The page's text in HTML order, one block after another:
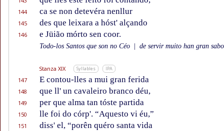
144 ca se non detevéra nenllur
145 des que leixara a hóst' alçando
146 e Jüião mórto sen coor.
Todo-los Santos que son no Céo de servir muito han gran
Stanza XIX Syllables IPA
147 E contou-lles a mui gran ferida
148 que ll' un cavaleiro branco déu,
149 per que alma tan tóste partida
150 lle foi do córp'. “Aquesto vi éu,”
151 diss' el, “porên quéro santa vida